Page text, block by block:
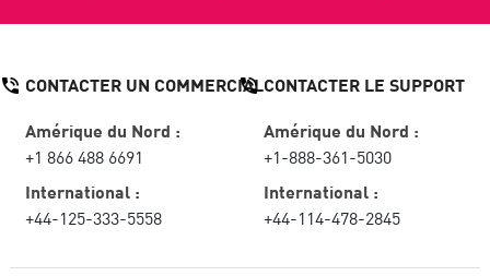
CONTACTER UN COMMERCIAL
Amérique du Nord :
+1 866 488 6691
International :
+44-125-333-5558
CONTACTER LE SUPPORT
Amérique du Nord :
+1-888-361-5030
International :
+44-114-478-2845